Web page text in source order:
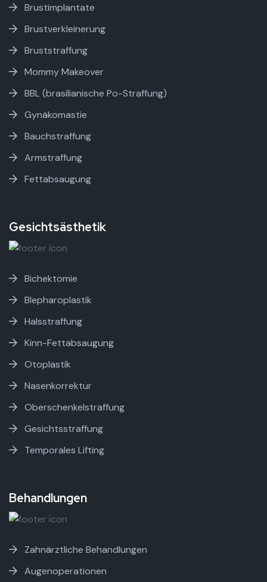
Brustimplantate
Brustverkleinerung
Bruststraffung
Mommy Makeover
BBL (brasilianische Po-Straffung)
Gynäkomastie
Bauchstraffung
Armstraffung
Fettabsaugung
Gesichtsästhetik
Bichektomie
Blepharoplastik
Halsstraffung
Kinn-Fettabsaugung
Otoplastik
Nasenkorrektur
Oberschenkelstraffung
Gesichtsstraffung
Temporales Lifting
Behandlungen
Zahnärztliche Behandlungen
Augenoperationen